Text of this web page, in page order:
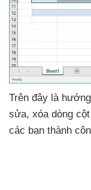
Trên đây là
sửa, xóa dòng
các bạn thành